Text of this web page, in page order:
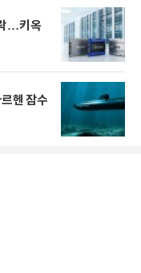
…키옥
헨 잠수